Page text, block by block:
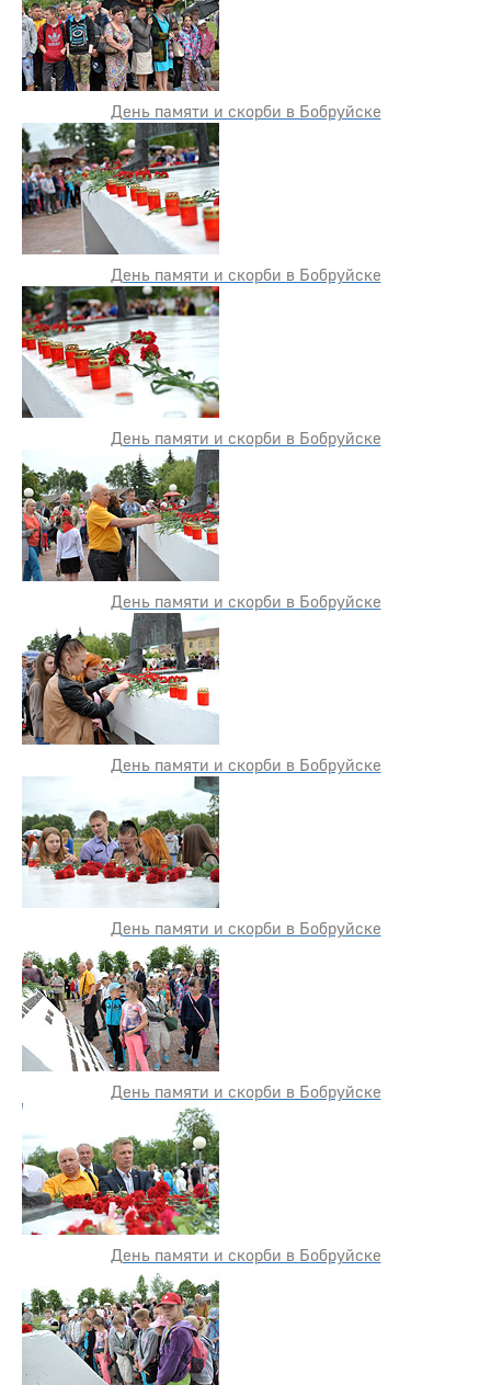
День памяти и скорби в Бобруйске
День памяти и скорби в Бобруйске
День памяти и скорби в Бобруйске
День памяти и скорби в Бобруйске
День памяти и скорби в Бобруйске
День памяти и скорби в Бобруйске
День памяти и скорби в Бобруйске
День памяти и скорби в Бобруйске